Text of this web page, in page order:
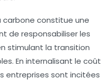
carbone constitue une
de responsabiliser les
stimulant la transition
En internalisant le coût
entreprises sont incitées